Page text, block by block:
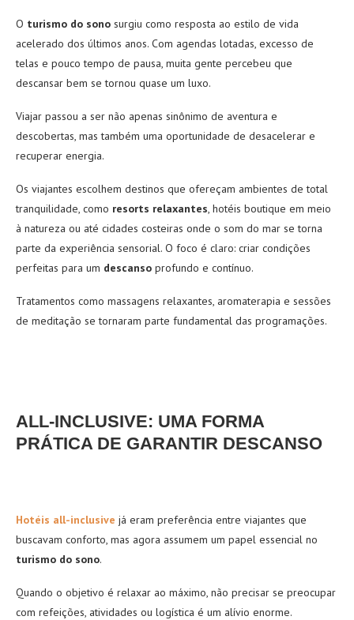
O turismo do sono surgiu como resposta ao estilo de vida
acelerado dos últimos anos. Com agendas lotadas, excesso de
telas e pouco tempo de pausa, muita gente percebeu que
descansar bem se tornou quase um luxo.
Viajar passou a ser não apenas sinônimo de aventura e
descobertas, mas também uma oportunidade de desacelerar e
recuperar energia.
Os viajantes escolhem destinos que ofereçam ambientes de total
tranquilidade, como resorts relaxantes, hotéis boutique em meio
à natureza ou até cidades costeiras onde o som do mar se torna
parte da experiência sensorial. O foco é claro: criar condições
perfeitas para um descanso profundo e contínuo.
Tratamentos como massagens relaxantes, aromaterapia e sessões
de meditação se tornaram parte fundamental das programações.
ALL-INCLUSIVE: UMA FORMA
PRÁTICA DE GARANTIR DESCANSO
Hotéis all-inclusive já eram preferência entre viajantes que
buscavam conforto, mas agora assumem um papel essencial no
turismo do sono.
Quando o objetivo é relaxar ao máximo, não precisar se preocupar
com refeições, atividades ou logística é um alívio enorme.